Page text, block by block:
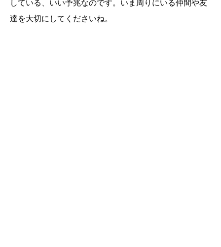
している、いい予兆なのです。いま周りにいる仲間や友
達を大切にしてくださいね。